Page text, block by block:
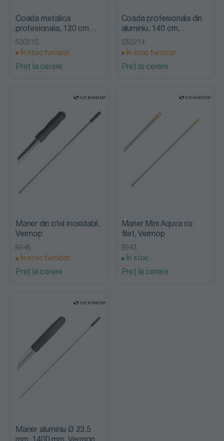
Coada metalica
profesionala, 120 cm
,Mopatex
530315
În stoc furnizor
Preț la cerere
Coada profesionala din
aluminiu, 140 cm,
albastra, Mopatex
530214
În stoc furnizor
Preț la cerere
Maner din otel inoxidabil,
Vermop
8948
În stoc furnizor
Preț la cerere
Maner Mini Aquva cu
filet, Vermop
8943
În stoc
Preț la cerere
Maner aluminiu Ø 23.5